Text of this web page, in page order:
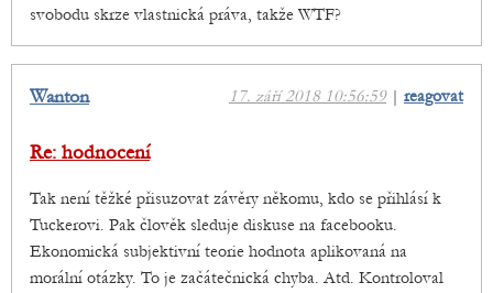
svobodu skrze vlastnická práva, takže WTF?
17. září 2018 10:56:59| reagovat
Wanton
Re: hodnocení
Tak není těžké přisuzovat závěry někomu, kdo se přihlásí k
Tuckerovi. Pak člověk sleduje diskuse na facebooku.
Ekonomická subjektivní teorie hodnota aplikovaná na
morální otázky. To je začátečnická chyba. Atd. Kontroloval